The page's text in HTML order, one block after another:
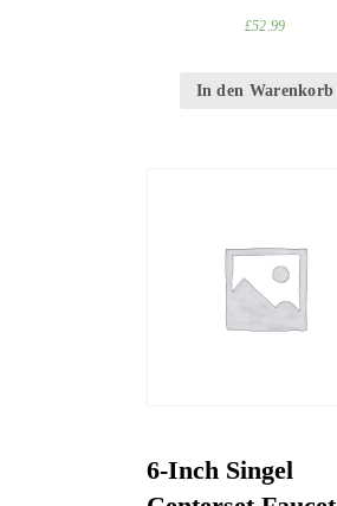
£52.99
In den Warenkorb
6-Inch Singel